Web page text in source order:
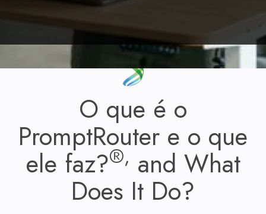
O que é o
PromptRouter e o que
ele faz?®, and What
Does It Do?